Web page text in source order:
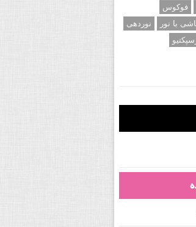
فوکوس
با نور
نوردهی